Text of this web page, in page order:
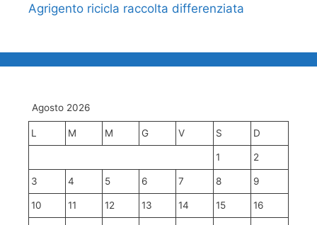
Agrigento ricicla raccolta differenziata
Agosto 2026
L M M G V S D
1 2
3 4 5 6 7 8 9
10 11 12 13 14 15 16